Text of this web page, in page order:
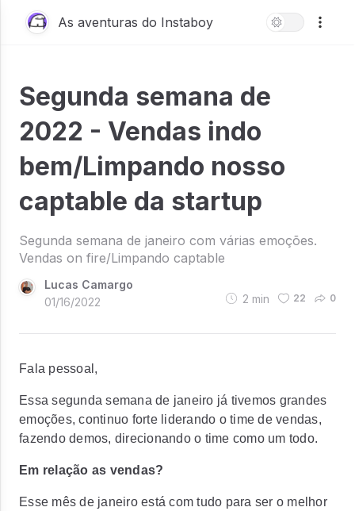
As aventuras do Instaboy
Segunda semana de
2022 - Vendas indo
bem/Limpando nosso
captable da startup
Segunda semana de janeiro com várias emoções.
Vendas on fire/Limpando captable
Lucas Camargo
01/16/2022
2 min 22 0
Fala pessoal,
Essa segunda semana de janeiro já tivemos grandes
emoções, continuo forte liderando o time de vendas,
fazendo demos, direcionando o time como um todo.
Em relação as vendas?
Esse mês de janeiro está com tudo para ser o melhor